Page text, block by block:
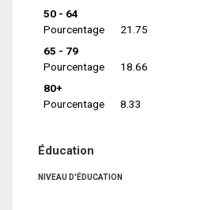
50 - 64
Pourcentage
21.75
65 - 79
Pourcentage
18.66
80+
Pourcentage
8.33
Éducation
NIVEAU D'ÉDUCATION